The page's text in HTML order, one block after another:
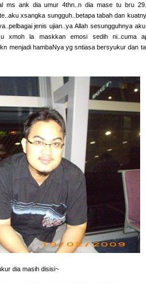
ms ank dia umur 4thn..n dia mase tu bru
xsangka sungguh..betapa tabah dan
jenis ujian..ya Allah sesungguhnya
xmoh la maskkan emosi sedih ni..cuma
menjadi hambaNya yg sntiasa bersyukur dan
dia masih disisi~